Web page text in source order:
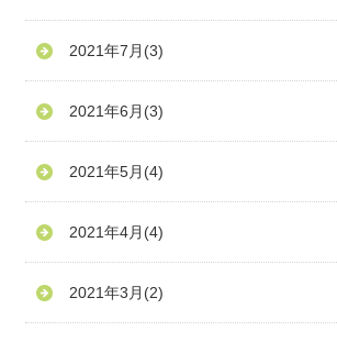
2021年7月 (3)
2021年6月 (3)
2021年5月 (4)
2021年4月 (4)
2021年3月 (2)